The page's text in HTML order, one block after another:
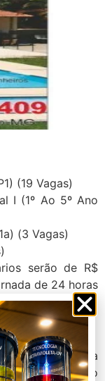
(19 Vagas)
I (1º Ao 5º Ano
(3 Vagas)
serão de R$
de 24 horas
período de 10 a
, com taxa no